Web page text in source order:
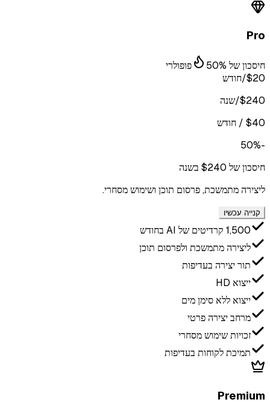
Pro
חיסכון של 50%
פופולרי
$20/חודש
$240/שנה
$40 / חודש
-50%
חיסכון של $240 בשנה
ליצירה מתמשכת, פרסום תוכן ושימוש מסחרי.
קנייה עכשיו
1,500 קרדיטים של AI בחודש
ליצירה מתמשכת ולפרסום תוכן
תור יצירה בעדיפות
ייצוא HD
ייצוא ללא סימן מים
מרחב יצירה פרטי
זכויות שימוש מסחרי
תמיכת לקוחות בעדיפות
Premium